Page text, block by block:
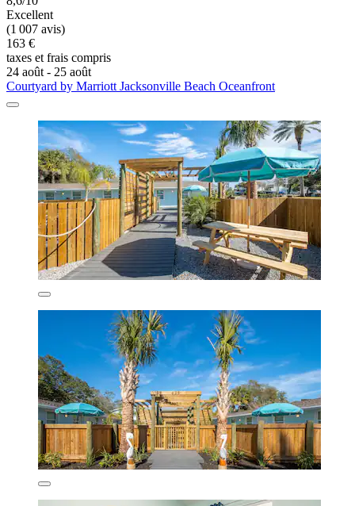
Excellent
(1 007 avis)
163 €
taxes et frais compris
24 août - 25 août
Courtyard by Marriott Jacksonville Beach Oceanfront